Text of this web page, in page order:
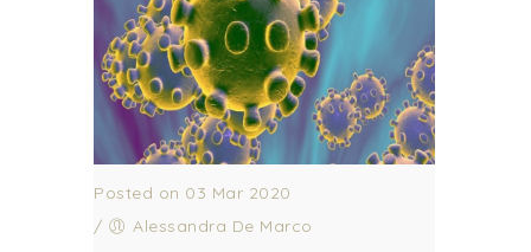
Posted on 03 Mar 2020
/
Alessandra De Marco